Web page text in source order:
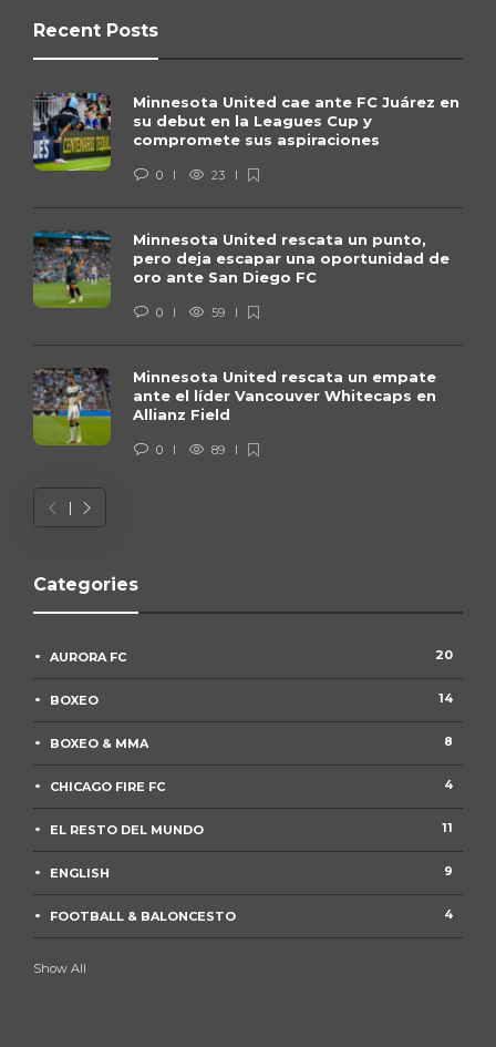
Recent Posts
Minnesota United cae ante FC Juárez en
su debut en la Leagues Cup y
compromete sus aspiraciones
0 23
Minnesota United rescata un punto,
pero deja escapar una oportunidad de
oro ante San Diego FC
0 59
Minnesota United rescata un empate
ante el líder Vancouver Whitecaps en
Allianz Field
0 89
Categories
AURORA FC 20
BOXEO 14
BOXEO & MMA 8
CHICAGO FIRE FC 4
EL RESTO DEL MUNDO 11
ENGLISH 9
FOOTBALL & BALONCESTO 4
Show All